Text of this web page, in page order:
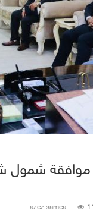
شمول
azez samea